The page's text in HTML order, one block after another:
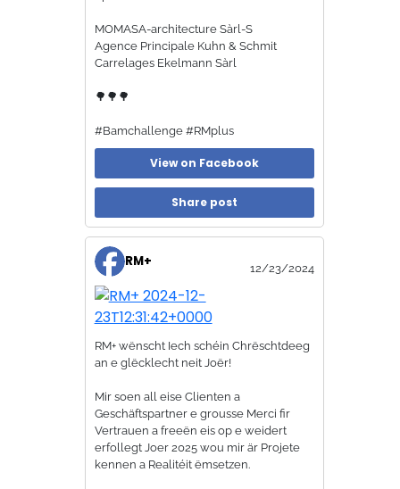
MOMASA-architecture Sàrl-S
Agence Principale Kuhn & Schmit
Carrelages Ekelmann Sàrl
🌳🌳🌳
#Bamchallenge #RMplus
View on Facebook
Share post
RM+ 12/23/2024
RM+ wënscht Iech schéin Chrëschtdeeg
an e glëcklecht neit Joër!
Mir soen all eise Clienten a
Geschäftspartner e grousse Merci fir
Vertrauen a freeën eis op e weidert
erfollegt Joer 2025 wou mir är Projete
kennen a Realitéit ëmsetzen.